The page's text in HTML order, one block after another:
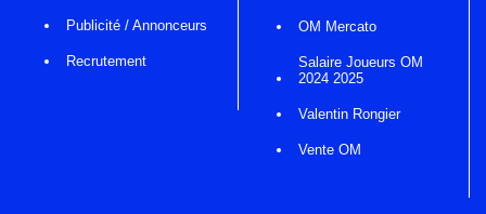
Publicité / Annonceurs
Recrutement
OM Mercato
Salaire Joueurs OM
2024 2025
Valentin Rongier
Vente OM